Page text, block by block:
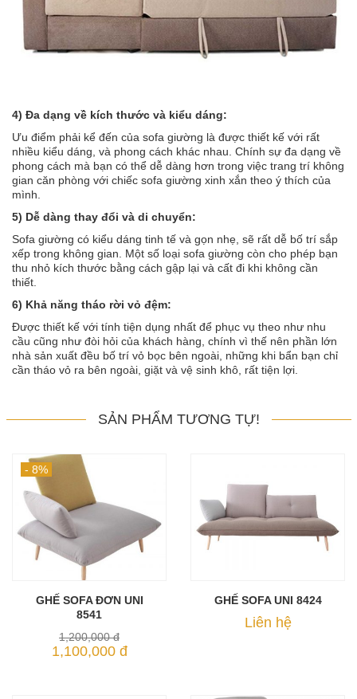
4) Đa dạng về kích thước và kiểu dáng:
Ưu điểm phải kể đến của sofa giường là được thiết kế với rất
nhiều kiểu dáng, và phong cách khác nhau. Chính sự đa dạng về
phong cách mà bạn có thể dễ dàng hơn trong việc trang trí không
gian căn phòng với chiếc sofa giường xinh xắn theo ý thích của
mình.
5) Dễ dàng thay đổi và di chuyển:
Sofa giường có kiểu dáng tinh tế và gọn nhẹ, sẽ rất dễ bố trí sắp
xếp trong không gian. Một số loại sofa giường còn cho phép bạn
thu nhỏ kích thước bằng cách gập lại và cất đi khi không cần
thiết.
6) Khả năng tháo rời vỏ đệm:
Được thiết kế với tính tiện dụng nhất để phục vụ theo như nhu
cầu cũng như đòi hỏi của khách hàng, chính vì thế nên phần lớn
nhà sản xuất đều bố trí vỏ bọc bên ngoài, những khi bẩn bạn chỉ
cần tháo vỏ ra bên ngoài, giặt và vệ sinh khô, rất tiện lợi.
SẢN PHẨM TƯƠNG TỰ!
- 8%
MUA NGAY
GHẾ SOFA ĐƠN UNI
8541
1,200,000 đ
1,100,000 đ
MUA NGAY
GHẾ SOFA UNI 8424
Liên hệ